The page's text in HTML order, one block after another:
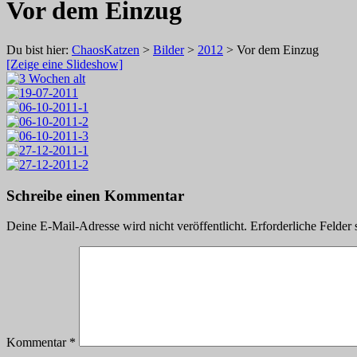
Vor dem Einzug
Du bist hier: ChaosKatzen > Bilder> 2012 > Vor dem Einzug
[Zeige eine Slideshow]
Schreibe einen Kommentar
Deine E-Mail-Adresse wird nicht veröffentlicht. Erforderliche Felder
Kommentar *